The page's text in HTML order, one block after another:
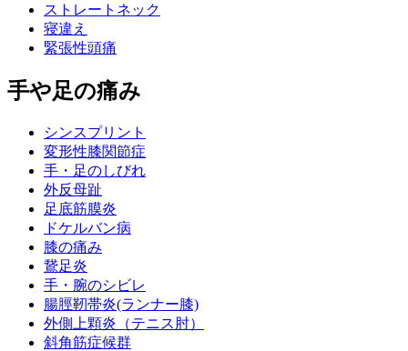
ストレートネック
寝違え
緊張性頭痛
手や足の痛み
シンスプリント
変形性膝関節症
手・足のしびれ
外反母趾
足底筋膜炎
ドケルバン病
膝の痛み
鵞足炎
手・腕のシビレ
腸脛靭帯炎(ランナー膝)
外側上顆炎（テニス肘）
斜角筋症候群